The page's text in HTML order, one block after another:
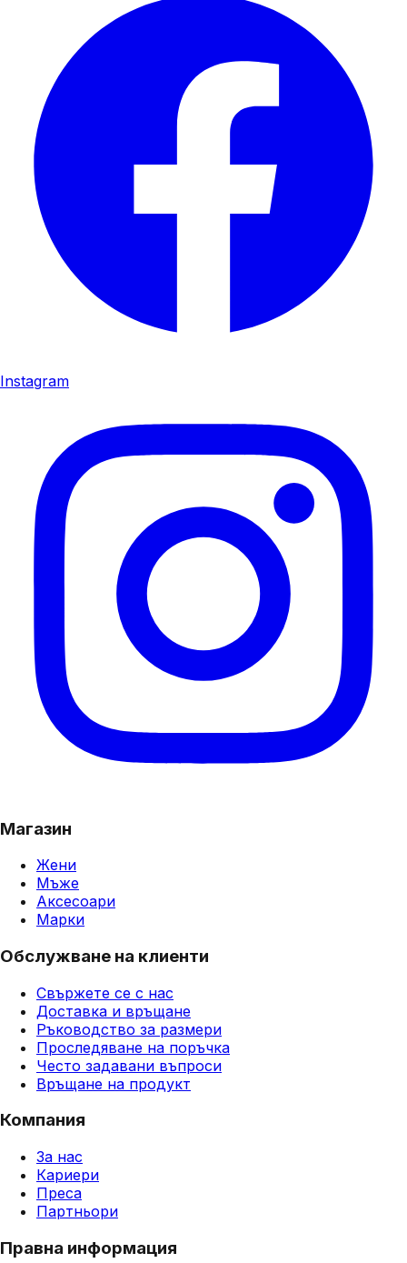
Instagram
Магазин
Жени
Мъже
Аксесоари
Марки
Обслужване на клиенти
Свържете се с нас
Доставка и връщане
Ръководство за размери
Проследяване на поръчка
Често задавани въпроси
Връщане на продукт
Компания
За нас
Кариери
Преса
Партньори
Правна информация